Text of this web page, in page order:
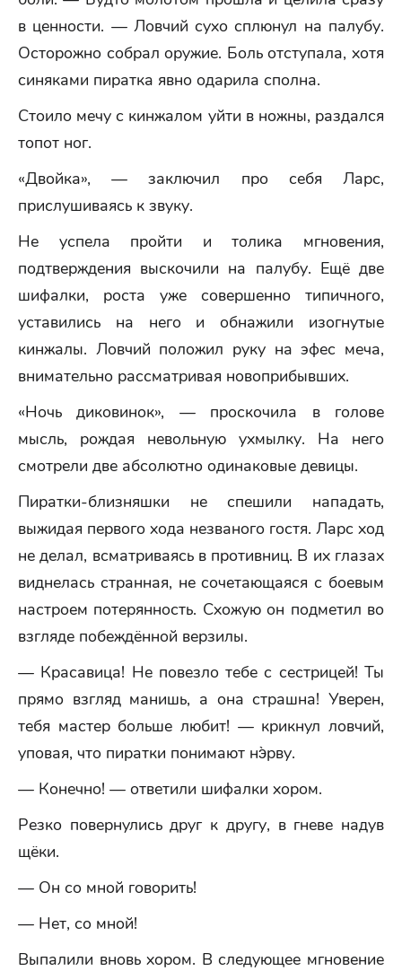
в ценности. — Ловчий сухо сплюнул на палубу.
Осторожно собрал оружие. Боль отступала, хотя
синяками пиратка явно одарила сполна.
Стоило мечу с кинжалом уйти в ножны, раздался
топот ног.
«Двойка», — заключил про себя Ларс,
прислушиваясь к звуку.
Не успела пройти и толика мгновения,
подтверждения выскочили на палубу. Ещё две
шифалки, роста уже совершенно типичного,
уставились на него и обнажили изогнутые
кинжалы. Ловчий положил руку на эфес меча,
внимательно рассматривая новоприбывших.
«Ночь диковинок», — проскочила в голове
мысль, рождая невольную ухмылку. На него
смотрели две абсолютно одинаковые девицы.
Пиратки-близняшки не спешили нападать,
выжидая первого хода незваного гостя. Ларс ход
не делал, всматриваясь в противниц. В их глазах
виднелась странная, не сочетающаяся с боевым
настроем потерянность. Схожую он подметил во
взгляде побеждённой верзилы.
— Красавица! Не повезло тебе с сестрицей! Ты
прямо взгляд манишь, а она страшна! Уверен,
тебя мастер больше любит! — крикнул ловчий,
уповая, что пиратки понимают нэ̀рву.
— Конечно! — ответили шифалки хором.
Резко повернулись друг к другу, в гневе надув
щёки.
— Он со мной говорить!
— Нет, со мной!
Выпалили вновь хором. В следующее мгновение